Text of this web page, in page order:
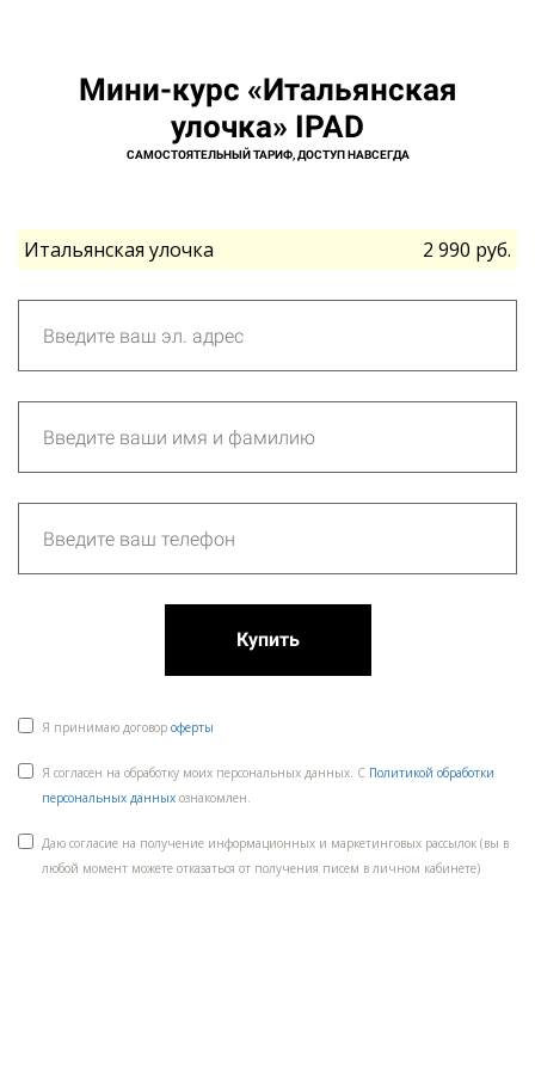
Мини-курс «Итальянская
улочка» IPAD
САМОСТОЯТЕЛЬНЫЙ ТАРИФ, ДОСТУП НАВСЕГДА
Итальянская улочка 2 990 руб.
Купить
Я принимаю договор оферты
Я согласен на обработку моих персональных данных. С Политикой обработки
персональных данных ознакомлен.
Даю согласие на получение информационных и маркетинговых рассылок (вы в
любой момент можете отказаться от получения писем в личном кабинете)